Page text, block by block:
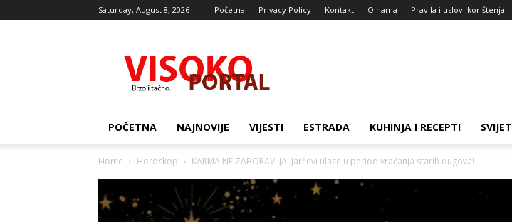
Saturday, August 8, 2026 Početna Privacy Policy Kontakt O nama Pravila i uslovi korištenja
portal
POČETNA NAJNOVIJE VIJESTI ESTRADA KUHINJA I RECEPTI SVIJET
Home Horoskop KARMA NE ZABORAVLJA: Jarčevi ulaze u period vraćanja starih dugova!